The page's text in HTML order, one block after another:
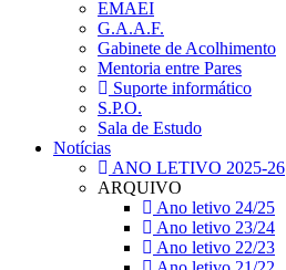
EMAEI
G.A.A.F.
Gabinete de Acolhimento
Mentoria entre Pares
Suporte informático
S.P.O.
Sala de Estudo
Notícias
ANO LETIVO 2025-26
ARQUIVO
Ano letivo 24/25
Ano letivo 23/24
Ano letivo 22/23